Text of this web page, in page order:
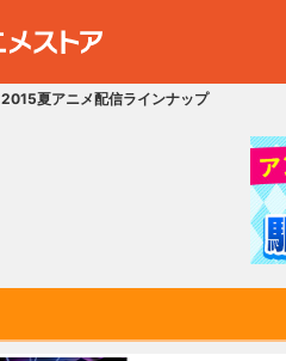
2015夏アニメ配信ラインナップ